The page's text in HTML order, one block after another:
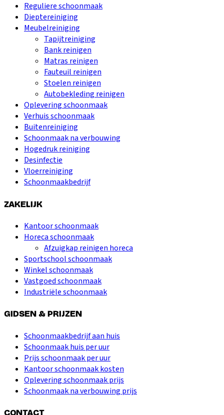
Reguliere schoonmaak
Dieptereiniging
Meubelreiniging
Tapijtreiniging
Bank reinigen
Matras reinigen
Fauteuil reinigen
Stoelen reinigen
Autobekleding reinigen
Oplevering schoonmaak
Verhuis schoonmaak
Buitenreiniging
Schoonmaak na verbouwing
Hogedruk reiniging
Desinfectie
Vloerreiniging
Schoonmaakbedrijf
ZAKELIJK
Kantoor schoonmaak
Horeca schoonmaak
Afzuigkap reinigen horeca
Sportschool schoonmaak
Winkel schoonmaak
Vastgoed schoonmaak
Industriële schoonmaak
GIDSEN & PRIJZEN
Schoonmaakbedrijf aan huis
Schoonmaak huis per uur
Prijs schoonmaak per uur
Kantoor schoonmaak kosten
Oplevering schoonmaak prijs
Schoonmaak na verbouwing prijs
CONTACT